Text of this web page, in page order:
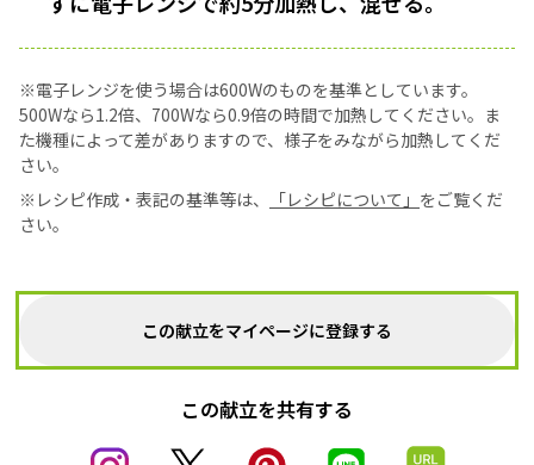
※電子レンジを使う場合は600Wのものを基準としています。
500Wなら1.2倍、700Wなら0.9倍の時間で加熱してください。ま
た機種によって差がありますので、様子をみながら加熱してくだ
さい。
※レシピ作成・表記の基準等は、
「レシピについて」 をご覧くだ
さい。
この献立をマイページに登録する
この献立を共有する